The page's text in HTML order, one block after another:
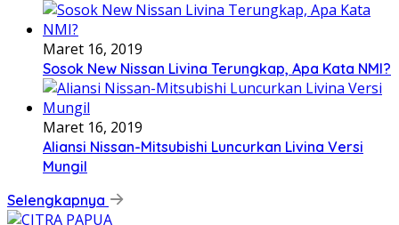
Maret 16, 2019
Sosok New Nissan Livina Terungkap, Apa Kata NMI?
Maret 16, 2019
Aliansi Nissan-Mitsubishi Luncurkan Livina Versi
Mungil
Selengkapnya